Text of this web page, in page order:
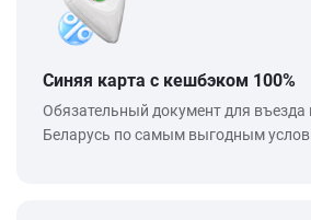
Синяя карта с кешбэком 100%
Обязательный документ для въезда
Беларусь по самым выгодным